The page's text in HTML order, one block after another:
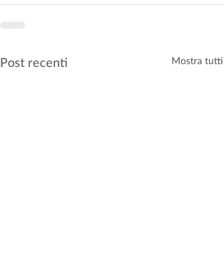
Post recenti Mostra tutti